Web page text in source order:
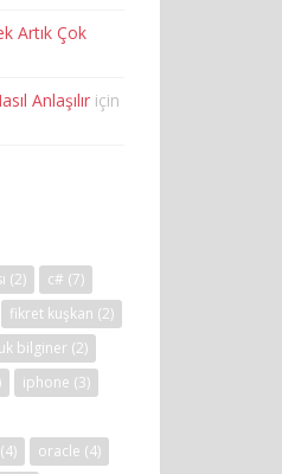
Artık Çok
Anlaşılır için
(2) c# (7)
fikret kuşkan (2)
bilginer (2)
iphone (3)
(4) oracle (4)